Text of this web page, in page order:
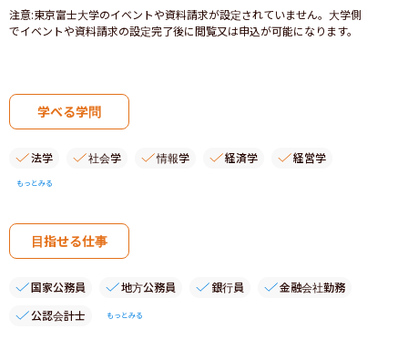
注意:東京富士大学のイベントや資料請求が設定されていません。大学側
でイベントや資料請求の設定完了後に閲覧又は申込が可能になります。
学べる学問
法学 社会学 情報学 経済学 経営学
もっとみる
目指せる仕事
国家公務員 地方公務員 銀行員
金融会社勤務
公認会計士
もっとみる